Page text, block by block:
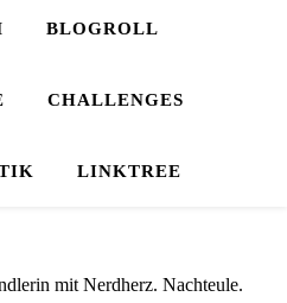
BLOGROLL
CHALLENGES
LINKTREE
mit Nerdherz. Nachteule.